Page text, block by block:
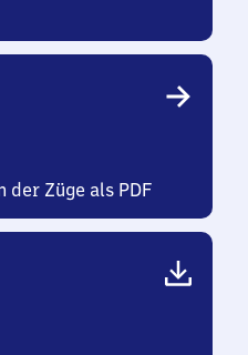
der Züge als PDF